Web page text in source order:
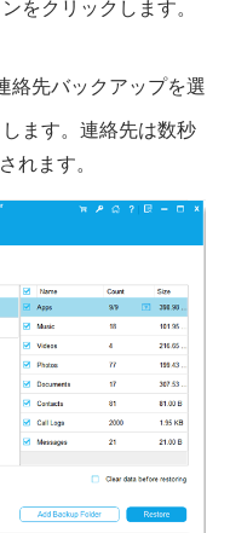
をクリックします。
絡先バックアップを選
ます。連絡先は数秒
れます。